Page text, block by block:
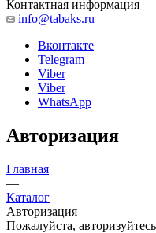
Контактная информация
info@tabaks.ru
Вконтакте
Telegram
Viber
Viber
WhatsApp
Авторизация
Главная
—
Каталог
Авторизация
Пожалуйста,